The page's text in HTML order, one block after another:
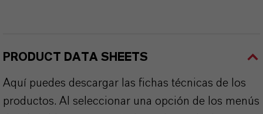
PRODUCT DATA SHEETS
Aquí puedes descargar las fichas técnicas de los
productos. Al seleccionar una opción de los menús